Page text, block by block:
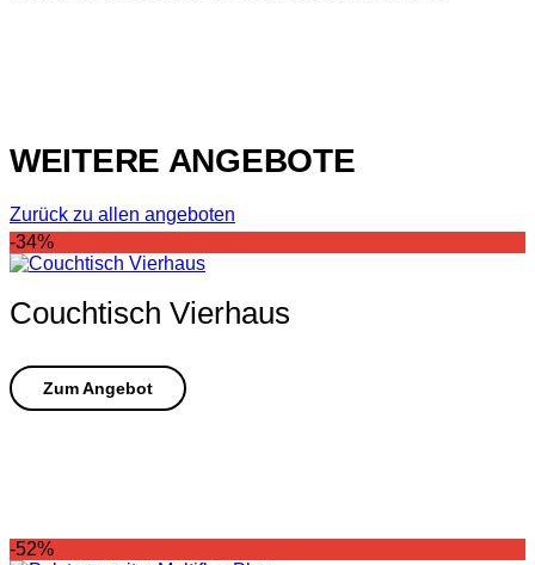
WEITERE ANGEBOTE
Zurück zu allen angeboten
-34%
Couchtisch Vierhaus
-52%